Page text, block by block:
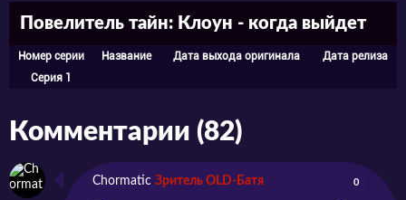
Повелитель тайн: Клоун - когда выйдет
Номер серии Название Дата выхода оригинала
Дата релиза
Серия 1
Комментарии (82)
Chormatic Зритель OLD-Батя 0